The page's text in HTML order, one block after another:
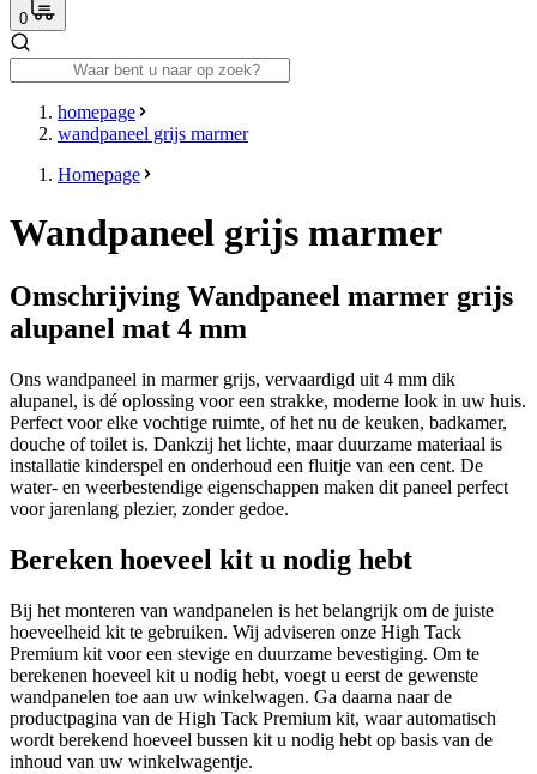
0
homepage
wandpaneel grijs marmer
Homepage
Wandpaneel grijs marmer
Omschrijving Wandpaneel marmer grijs
alupanel mat 4 mm
Ons wandpaneel in marmer grijs, vervaardigd uit 4 mm dik
alupanel, is dé oplossing voor een strakke, moderne look in uw huis.
Perfect voor elke vochtige ruimte, of het nu de keuken, badkamer,
douche of toilet is. Dankzij het lichte, maar duurzame materiaal is
installatie kinderspel en onderhoud een fluitje van een cent. De
water- en weerbestendige eigenschappen maken dit paneel perfect
voor jarenlang plezier, zonder gedoe.
Bereken hoeveel kit u nodig hebt
Bij het monteren van wandpanelen is het belangrijk om de juiste
hoeveelheid kit te gebruiken. Wij adviseren onze High Tack
Premium kit voor een stevige en duurzame bevestiging. Om te
berekenen hoeveel kit u nodig hebt, voegt u eerst de gewenste
wandpanelen toe aan uw winkelwagen. Ga daarna naar de
productpagina van de High Tack Premium kit, waar automatisch
wordt berekend hoeveel bussen kit u nodig hebt op basis van de
inhoud van uw winkelwagentje.